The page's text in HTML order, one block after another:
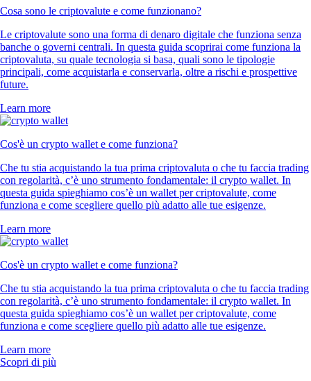
Cosa sono le criptovalute e come funzionano?
Le criptovalute sono una forma di denaro digitale che funziona senza
banche o governi centrali. In questa guida scoprirai come funziona la
criptovaluta, su quale tecnologia si basa, quali sono le tipologie
principali, come acquistarla e conservarla, oltre a rischi e prospettive
future.
Learn more
Cos'è un crypto wallet e come funziona?
Che tu stia acquistando la tua prima criptovaluta o che tu faccia trading
con regolarità, c’è uno strumento fondamentale: il crypto wallet. In
questa guida spieghiamo cos’è un wallet per criptovalute, come
funziona e come scegliere quello più adatto alle tue esigenze.
Learn more
Cos'è un crypto wallet e come funziona?
Che tu stia acquistando la tua prima criptovaluta o che tu faccia trading
con regolarità, c’è uno strumento fondamentale: il crypto wallet. In
questa guida spieghiamo cos’è un wallet per criptovalute, come
funziona e come scegliere quello più adatto alle tue esigenze.
Learn more
Scopri di più